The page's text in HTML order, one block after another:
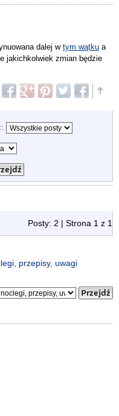
dalej w tym wątku a
jakichkolwiek zmian będzie
Posty: 2 | Strona 1 z 1
przepisy, uwagi